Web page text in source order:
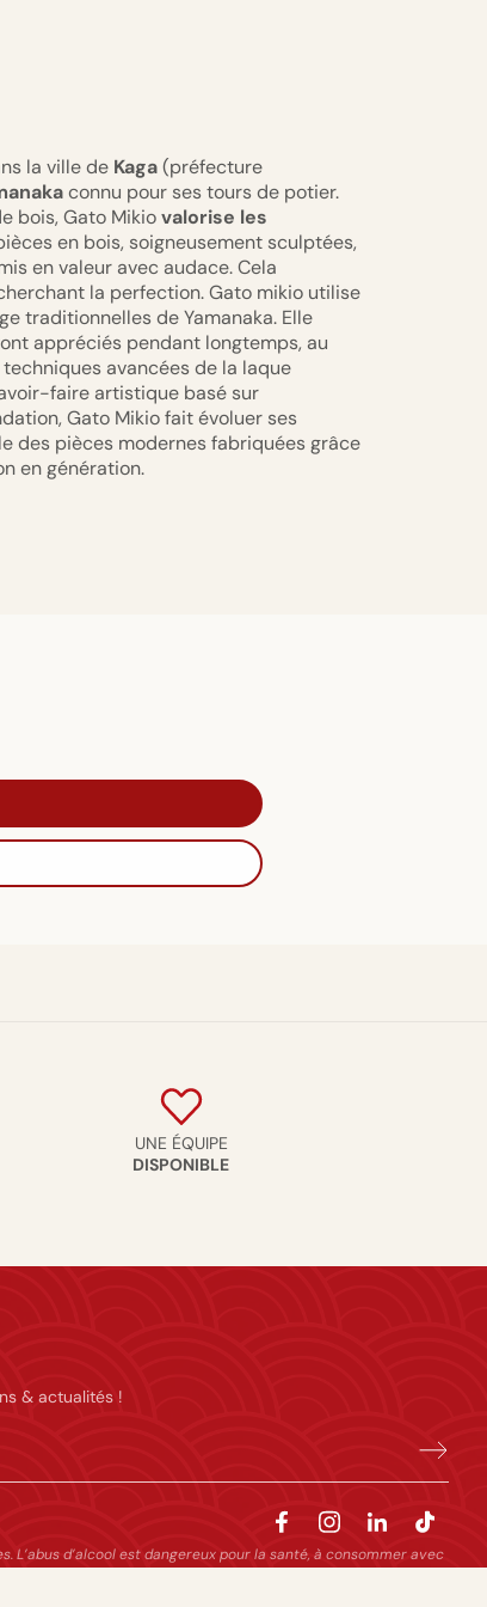
la ville de Kaga(préfecture
connu pour ses tours de potier.
bois, Gato Mikiovalorise les
en bois, soigneusement sculptées,
en valeur avec audace. Cela
la perfection. Gato mikio utilise
traditionnelles de Yamanaka. Elle
appréciés pendant longtemps, au
avancées de la laque
faire artistique basé sur
Gato Mikio fait évoluer ses
des pièces modernes fabriquées grâce
en génération.
UNE ÉQUIPE
DISPONIBLE
& actualités !
L’abus d’alcool est dangereux pour la santé, à consommer avec